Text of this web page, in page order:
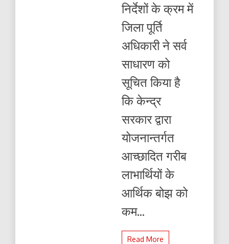
निर्देशों के क्रम में
जिला पूर्ति
अधिकारी ने सर्व
साधारण को
सूचित किया है
कि केन्द्र
सरकार द्वारा
योजनान्तर्गत
आच्छादित गरीब
लाभार्थियों के
आर्थिक बोझ को
कम...
Read More